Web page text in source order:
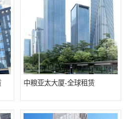
中粮亚太大厦-全球租赁